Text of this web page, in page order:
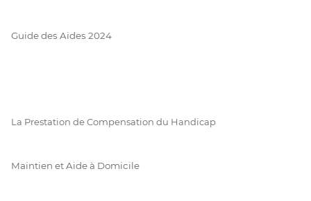
Guide des Aides 2024
La Prestation de Compensation du Handicap
Maintien et Aide à Domicile